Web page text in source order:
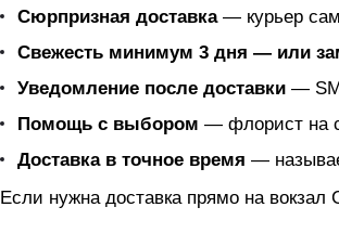
Сюрпризная доставка— курьер сам
Свежесть минимум 3 дня — или
Уведомление после доставки —
Помощь с выбором — флорист на
Доставка в точное время —
Если нужна доставка прямо на вокзал